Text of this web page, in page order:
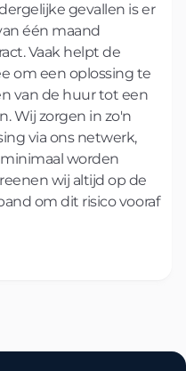
gevallen is er
één maand
Vaak helpt de
om een oplossing te
van de huur tot een
Wij zorgen in zo'n
via ons netwerk,
worden
wij altijd op de
om dit risico vooraf